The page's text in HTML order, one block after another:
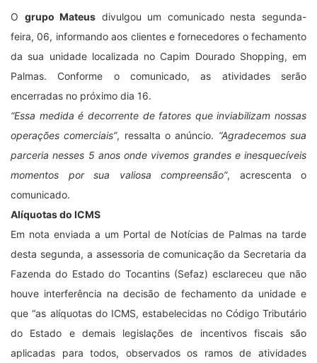
O grupo Mateus divulgou um comunicado nesta segunda-
feira, 06, informando aos clientes e fornecedores o fechamento
da sua unidade localizada no Capim Dourado Shopping, em
Palmas. Conforme o comunicado, as atividades serão
encerradas no próximo dia 16.
“Essa medida é decorrente de fatores que inviabilizam nossas
operações comerciais”, ressalta o anúncio. “Agradecemos sua
parceria nesses 5 anos onde vivemos grandes e inesquecíveis
momentos por sua valiosa compreensão”, acrescenta o
comunicado.
Alíquotas do ICMS
Em nota enviada a um Portal de Notícias de Palmas na tarde
desta segunda, a assessoria de comunicação da Secretaria da
Fazenda do Estado do Tocantins (Sefaz) esclareceu que não
houve interferência na decisão de fechamento da unidade e
que “as alíquotas do ICMS, estabelecidas no Código Tributário
do Estado e demais legislações de incentivos fiscais são
aplicadas para todos, observados os ramos de atividades